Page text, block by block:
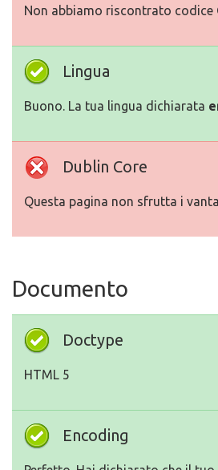
Non abbiamo riscontrato codice
Lingua
Buono. La tua lingua dichiarata
Dublin Core
Questa pagina non sfrutta i
Documento
Doctype
HTML 5
Encoding